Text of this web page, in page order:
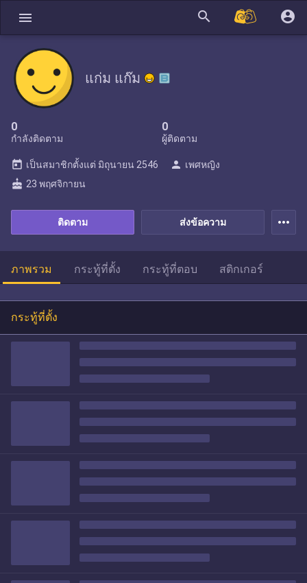
menu search account_circle
แก่ม แก๊ม
0
กำลังติดตาม
0
ผู้ติดตาม
ส่งข้อความ
ติดตาม
today เป็นสมาชิกตั้งแต่ มิถุนายน 2546 person เพศหญิง
cake 23 พฤศจิกายน
more_horiz
ภาพรวม กระทู้ที่ตั้ง กระทู้ที่ตอบ สติกเกอร์
กระทู้ที่ตั้ง